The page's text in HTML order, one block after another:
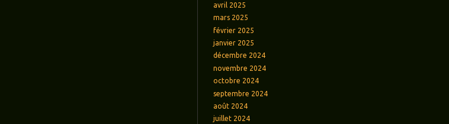
avril 2025
mars 2025
février 2025
janvier 2025
décembre 2024
novembre 2024
octobre 2024
septembre 2024
août 2024
juillet 2024